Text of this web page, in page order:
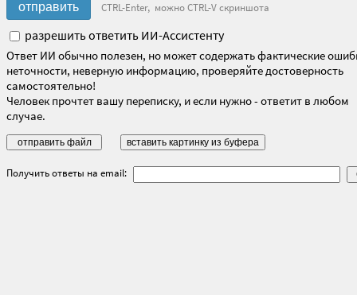
CTRL-Enter, можно CTRL-V скриншота
разрешить ответить ИИ-Ассистенту
Ответ ИИ обычно полезен, но может содержать фактические
неточности, неверную информацию, проверяйте достоверность
самостоятельно!
Человек прочтет вашу переписку, и если нужно - ответит в любом
случае.
Получить ответы на email: